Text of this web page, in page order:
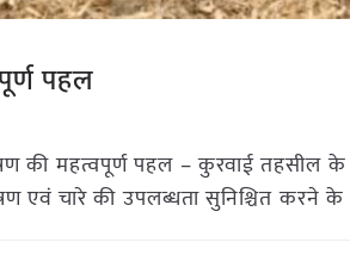
पहल
महत्वपूर्ण पहल – कुरवाई तहसील के
एवं चारे की उपलब्धता सुनिश्चित करने के